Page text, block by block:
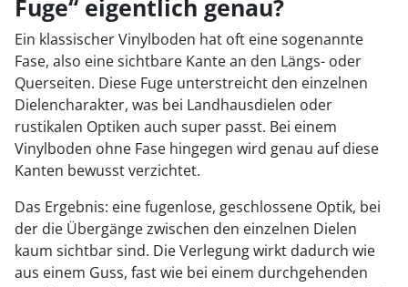
Fuge“ eigentlich genau?
Ein klassischer Vinylboden hat oft eine sogenannte
Fase, also eine sichtbare Kante an den Längs- oder
Querseiten. Diese Fuge unterstreicht den einzelnen
Dielencharakter, was bei Landhausdielen oder
rustikalen Optiken auch super passt. Bei einem
Vinylboden ohne Fase hingegen wird genau auf diese
Kanten bewusst verzichtet.
Das Ergebnis: eine fugenlose, geschlossene Optik, bei
der die Übergänge zwischen den einzelnen Dielen
kaum sichtbar sind. Die Verlegung wirkt dadurch wie
aus einem Guss, fast wie bei einem durchgehenden